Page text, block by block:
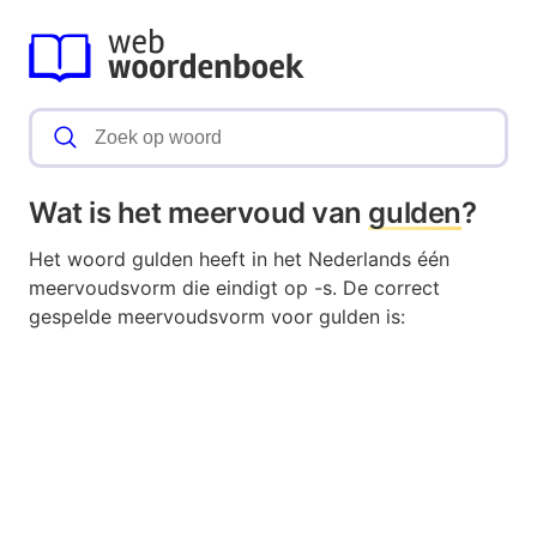
Wat is het meervoud van gulden?
Het woord gulden heeft in het Nederlands één
meervoudsvorm die eindigt op -s. De correct
gespelde meervoudsvorm voor gulden is: